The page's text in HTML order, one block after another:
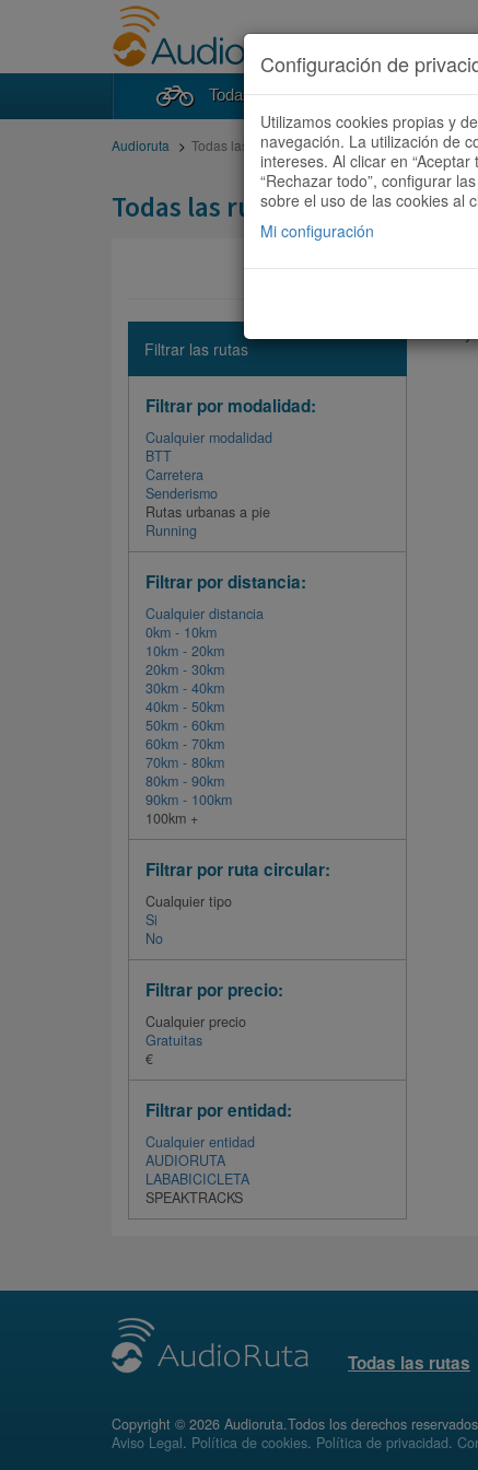
Todas las rutas
Audioruta Todas las rutas
Todas las rutas
Filtrar las rutas
Filtrar por modalidad:
Cualquier modalidad
BTT
Carretera
Senderismo
Rutas urbanas a pie
Running
Filtrar por distancia:
Cualquier distancia
0km - 10km
10km - 20km
20km - 30km
30km - 40km
40km - 50km
50km - 60km
60km - 70km
70km - 80km
80km - 90km
90km - 100km
100km +
Filtrar por ruta circular:
Cualquier tipo
Si
No
Filtrar por precio:
Cualquier precio
Gratuitas
€
Filtrar por entidad:
Cualquier entidad
AUDIORUTA
LABABICICLETA
SPEAKTRACKS
Todas las rutas
Copyright © 2026 Audioruta.Todos los derechos
Aviso Legal. Política de cookies. Política de privacidad.
Configuración de
Utilizamos cookies propias y
navegación. La utilización de
intereses. Al clicar en
“Rechazar todo”, configurar
sobre el uso de las cookies al
Mi configuración